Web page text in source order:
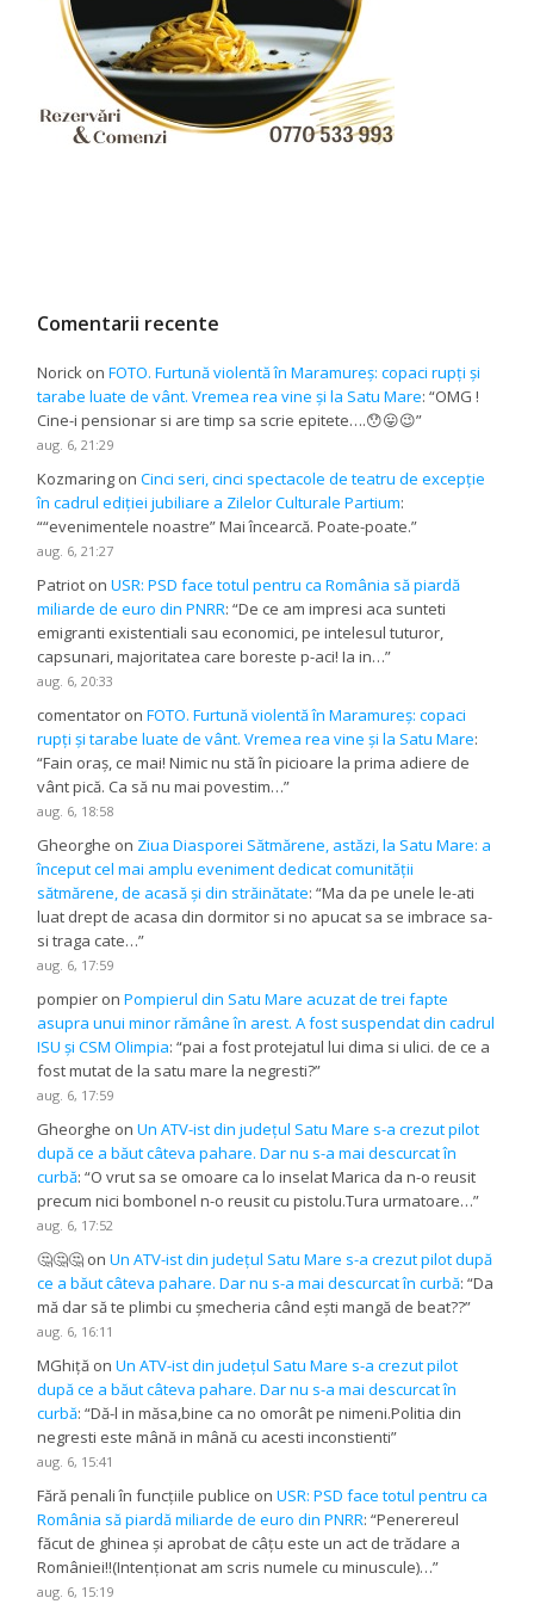
Comentarii recente
Norick onFOTO. Furtună violentă în Maramureș: copaci rupți și
tarabe luate de vânt. Vremea rea vine și la Satu Mare: “OMG !
Cine-i pensionar si are timp sa scrie epitete….😯😛😉”
aug. 6, 21:29
Kozmaring onCinci seri, cinci spectacole de teatru de excepție
în cadrul ediției jubiliare a Zilelor Culturale Partium:
““evenimentele noastre” Mai încearcă. Poate-poate.”
aug. 6, 21:27
Patriot onUSR: PSD face totul pentru ca România să piardă
miliarde de euro din PNRR: “De ce am impresi aca sunteti
emigranti existentiali sau economici, pe intelesul tuturor,
capsunari, majoritatea care boreste p-aci! Ia in…”
aug. 6, 20:33
comentator onFOTO. Furtună violentă în Maramureș: copaci
rupți și tarabe luate de vânt. Vremea rea vine și la Satu Mare:
“Fain oraș, ce mai! Nimic nu stă în picioare la prima adiere de
vânt pică. Ca să nu mai povestim…”
aug. 6, 18:58
Gheorghe on Ziua Diasporei Sătmărene, astăzi, la Satu Mare: a
început cel mai amplu eveniment dedicat comunității
sătmărene, de acasă și din străinătate: “Ma da pe unele le-ati
luat drept de acasa din dormitor si no apucat sa se imbrace sa-
si traga cate…”
aug. 6, 17:59
pompier onPompierul din Satu Mare acuzat de trei fapte
asupra unui minor rămâne în arest. A fost suspendat din cadrul
ISU și CSM Olimpia: “pai a fost protejatul lui dima si ulici. de ce a
fost mutat de la satu mare la negresti?”
aug. 6, 17:59
Gheorghe onUn ATV-ist din județul Satu Mare s-a crezut pilot
după ce a băut câteva pahare. Dar nu s-a mai descurcat în
curbă: “O vrut sa se omoare ca lo inselat Marica da n-o reusit
precum nici bombonel n-o reusit cu pistolu.Tura urmatoare…”
aug. 6, 17:52
🤔🤔🤔 onUn ATV-ist din județul Satu Mare s-a crezut pilot după
ce a băut câteva pahare. Dar nu s-a mai descurcat în curbă: “Da
mă dar să te plimbi cu șmecheria când ești mangă de beat??”
aug. 6, 16:11
MGhiță onUn ATV-ist din județul Satu Mare s-a crezut pilot
după ce a băut câteva pahare. Dar nu s-a mai descurcat în
curbă: “Dă-l in măsa,bine ca no omorât pe nimeni.Politia din
negresti este mână in mână cu acesti inconstienti”
aug. 6, 15:41
Fără penali în funcțiile publice onUSR: PSD face totul pentru ca
România să piardă miliarde de euro din PNRR: “Penerereul
făcut de ghinea și aprobat de câțu este un act de trădare a
României!!(Intenționat am scris numele cu minuscule)…”
aug. 6, 15:19